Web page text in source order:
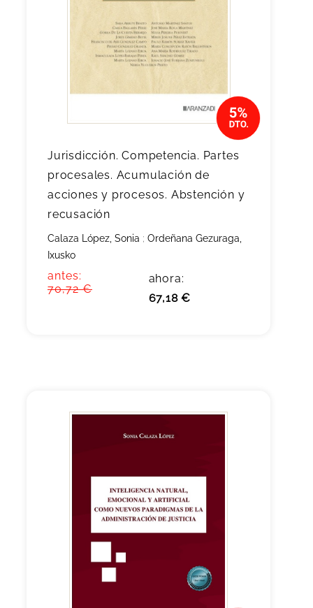
Jurisdicción. Competencia. Partes
procesales. Acumulación de
acciones y procesos. Abstención y
recusación
Calaza López, Sonia ; Ordeñana Gezuraga,
Ixusko
antes:
70,72 €
ahora:
67,18 €